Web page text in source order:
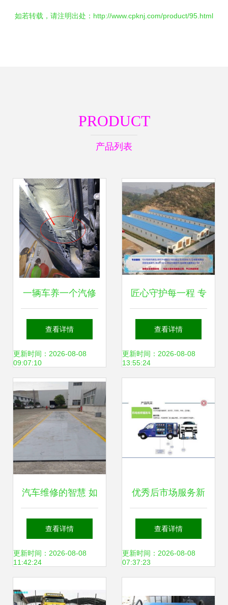
如若转载，请注明出处：http://www.cpknj.com/product/95.html
PRODUCT
产品列表
一辆车养一个汽修
厂 探究汽车维修的
成本逻辑与商业模
式
查看详情
更新时间：2026-08-08
09:07:10
匠心守护每一程 专
访佛山市南海区西
樵三友汽车轮胎维
查看详情
更新时间：2026-08-08
13:55:24
汽车维修的智慧 如
何应对常见问题与
陷阱
查看详情
更新时间：2026-08-08
11:42:24
优秀后市场服务新
模式推荐-“车抓
手”汽车私人订制医
查看详情
更新时间：2026-08-08
07:37:23